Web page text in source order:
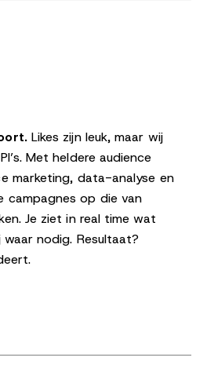
Likes zijn leuk, maar wij
Met heldere audience
marketing, data-analyse en
campagnes op die van
Je ziet in real time wat
nodig. Resultaat?